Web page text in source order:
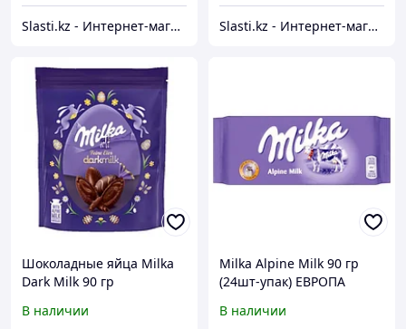
Slasti.kz - Интернет-магазин сладостей Slasti.kz - Интернет-магазин сладостей
Шоколадные яйца Milka
Dark Milk 90 гр
В наличии
Milka Alpine Milk 90 гр
(24шт-упак) ЕВРОПА
В наличии